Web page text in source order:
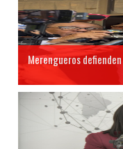
Merengueros